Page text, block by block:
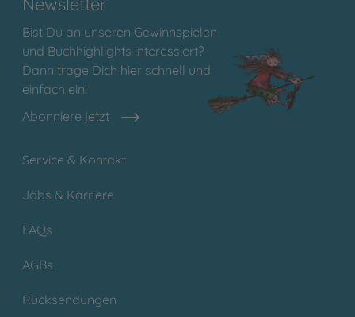
Bist Du an unseren Gewinnspielen
und Buchhighlights interessiert?
Dann trage Dich hier schnell und
einfach ein!
Abonniere jetzt
Service & Kontakt
Jobs & Karriere
FAQs
AGBs
Rücksendungen